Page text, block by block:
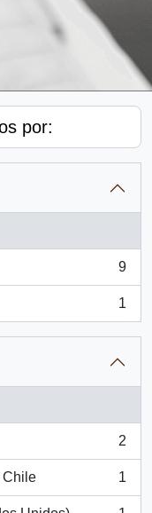
por:
9
1
2
Chile 1